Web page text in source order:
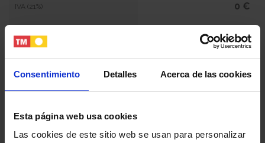
Consentimiento Detalles Acerca de las cookies
Esta página web usa cookies
Las cookies de este sitio web se usan para personalizar
Tu nombre y apellidos
IVA (21%) 0 €
0 €
Total 969.100 €